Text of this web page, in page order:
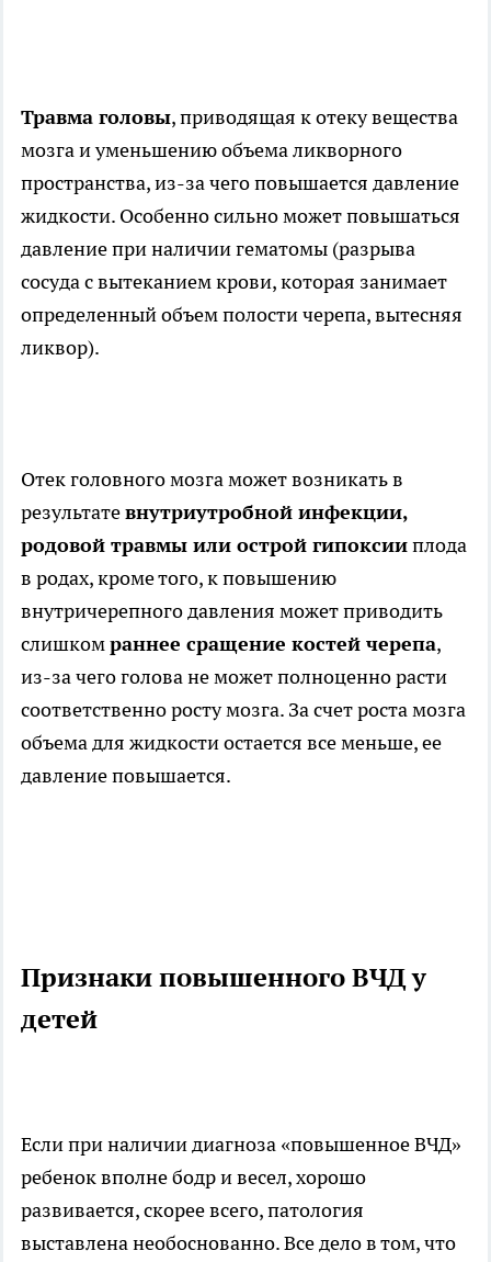
Травма головы, приводящая к отеку вещества
мозга и уменьшению объема ликворного
пространства, из-за чего повышается давление
жидкости. Особенно сильно может повышаться
давление при наличии гематомы (разрыва
сосуда с вытеканием крови, которая занимает
определенный объем полости черепа, вытесняя
ликвор).
Отек головного мозга может возникать в
результатевнутриутробной инфекции,
родовой травмы или острой гипоксииплода
в родах, кроме того, к повышению
внутричерепного давления может приводить
слишкомраннее сращение костей черепа,
из-за чего голова не может полноценно расти
соответственно росту мозга. За счет роста мозга
объема для жидкости остается все меньше, ее
давление повышается.
Признаки повышенного ВЧД у
детей
Если при наличии диагноза «повышенное ВЧД»
ребенок вполне бодр и весел, хорошо
развивается, скорее всего, патология
выставлена необоснованно. Все дело в том, что